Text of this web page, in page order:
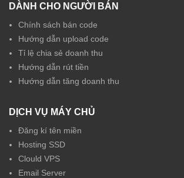
DÀNH CHO NGƯỜI BÁN
Chính sách bán code
Hướng dẫn upload code
Tỉ lệ chia sẻ doanh thu
Hướng dẫn rút tiền
Hướng dẫn tăng doanh thu
DỊCH VỤ MÁY CHỦ
Đăng kí tên miền
Hosting SSD
Clould VPS
Email Server